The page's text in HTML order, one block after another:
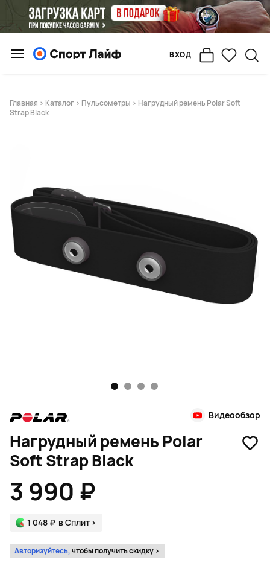
ВХОД
Главная > Каталог > Пульсометры > Нагрудный ремень Polar Soft
Strap Black
Видеообзор
Нагрудный ремень Polar
Soft Strap Black
3 990 ₽
1 048 ₽ в Сплит >
Авторизуйтесь,чтобы получить скидку >
1 2 3 4